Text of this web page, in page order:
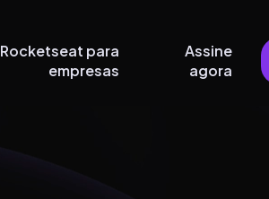
Rocketseat para
empresas
Assine
agora